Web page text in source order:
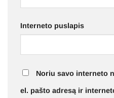
Interneto puslapis
Noriu savo interneto
el. pašto adresą ir